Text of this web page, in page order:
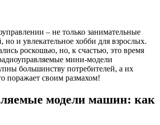
– не только занимательные
но и увлекательное хобби для взрослых.
роскошью, но, к счастью, это время
мини-модели
большинству потребителей, а их
поражает своим размахом!
модели машин: как